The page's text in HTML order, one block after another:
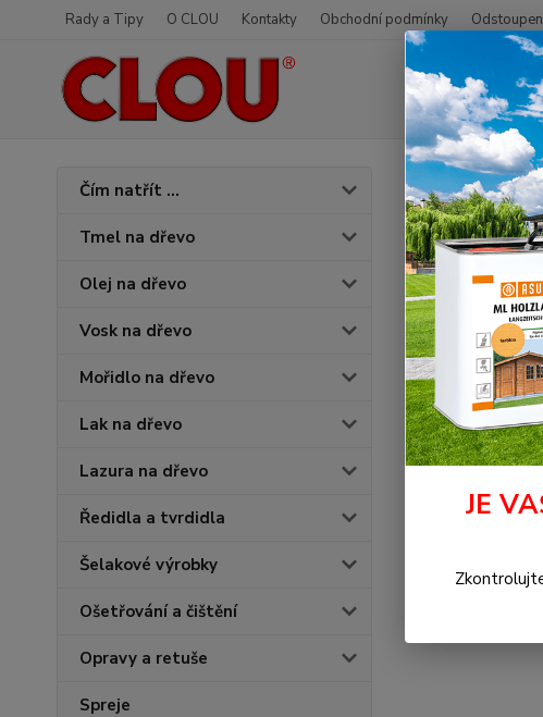
Rady a Tipy O CLOU Kontakty Obchodní podmínky
Čím natřít ...
Tmel na dřevo
Olej na dřevo
Vosk na dřevo
Mořidlo na dřevo
Lak na dřevo
Lazura na dřevo
Ředidla a tvrdidla
Šelakové výrobky
Ošetřování a čištění
Opravy a retuše
Spreje
Úvod OSMO -
3011
JE